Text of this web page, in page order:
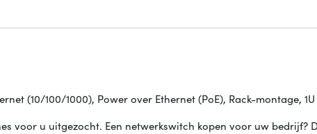
(10/100/1000), Power over Ethernet (PoE), Rack-montage, 1U
voor u uitgezocht. Een netwerkswitch kopen voor uw bedrijf?